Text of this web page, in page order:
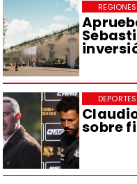
REGIONES
sobre
DEPORTES